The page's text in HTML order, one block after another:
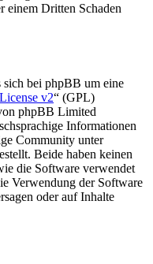
einem Dritten Schaden
sich bei phpBB um eine
v2“ (GPL)
phpBB Limited
Informationen
Community unter
Beide haben keinen
die Software verwendet
Verwendung der Software
oder auf Inhalte